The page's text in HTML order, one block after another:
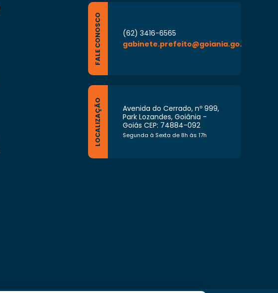
FALE CONOSCO
(62) 3416-6565
gabinete.prefeito@goiania.go.gov.br
LOCALIZAÇÃO
Avenida do Cerrado, nº 999,
Park Lozandes, Goiânia -
Goiás CEP: 74884-092
Segunda à Sexta de 8h às 17h